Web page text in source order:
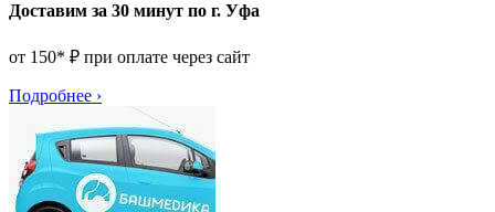
Доставим за 30 минут по г. Уфа
от 150* ₽ при оплате через сайт
Подробнее ›